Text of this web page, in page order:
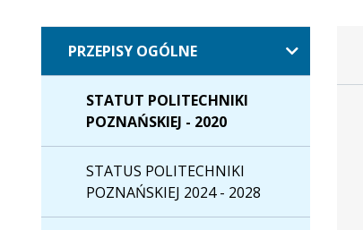
PRZEPISY OGÓLNE
STATUT POLITECHNIKI
POZNAŃSKIEJ - 2020
STATUS POLITECHNIKI
POZNAŃSKIEJ 2024 - 2028